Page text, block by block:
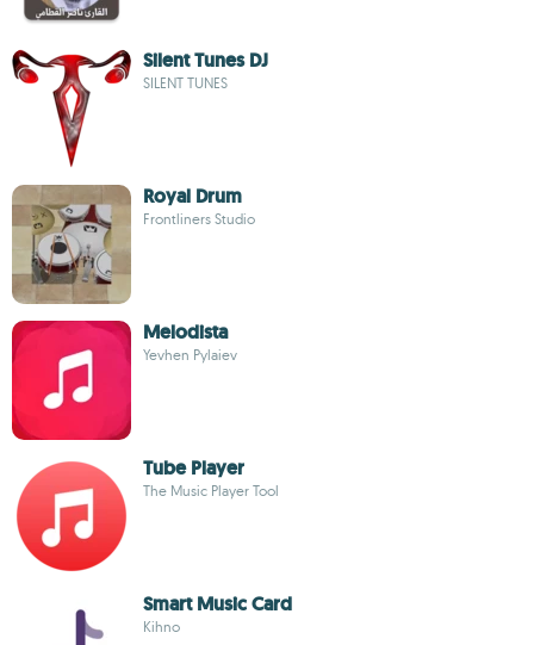
Silent Tunes DJ
SILENT TUNES
Royal Drum
Frontliners Studio
Melodista
Yevhen Pylaiev
Tube Player
The Music Player Tool
Smart Music Card
Kihno